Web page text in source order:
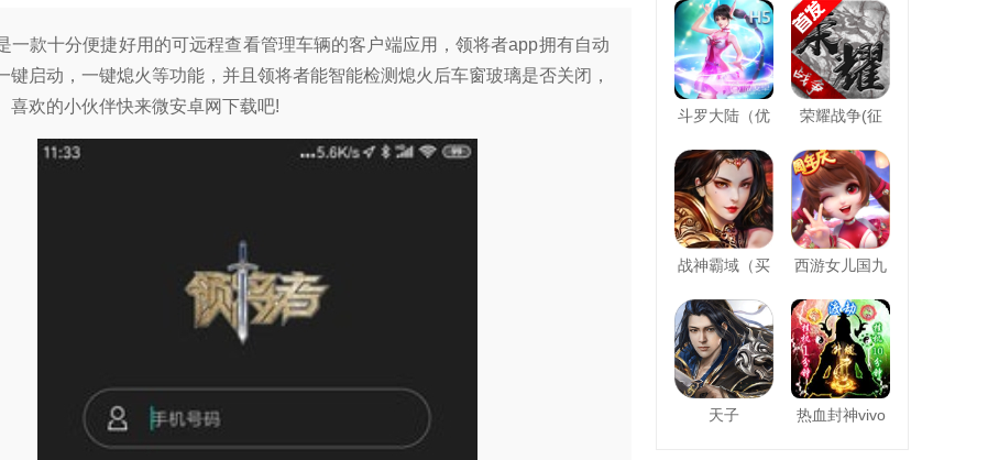
一款十分便捷好用的可远程查看管理车辆的客户端应用，领将者app拥有自动
键启动，一键熄火等功能，并且领将者能智能检测熄火后车窗玻璃是否关闭，
喜欢的小伙伴快来微安卓网下载吧!
斗罗大陆（优 荣耀战争(征
战神霸域（买 西游女儿国九
天子 热血封神vivo